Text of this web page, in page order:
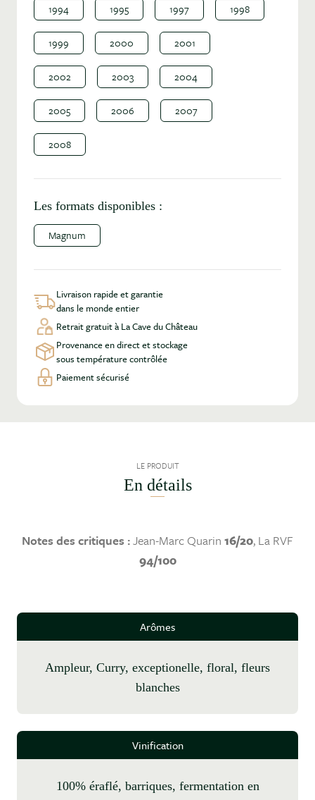
1994 1995 1997 1998
1999 2000 2001
2002 2003 2004
2005 2006 2007
2008
Les formats disponibles :
Magnum
Livraison rapide et garantie
dans le monde entier
Retrait gratuit à La Cave du Château
Provenance en direct et stockage
sous température contrôlée
Paiement sécurisé
LE PRODUIT
En détails
Notes des critiques :Jean-Marc Quarin 16/20, La RVF
94/100
Arômes
ampleur, Curry, exceptionelle, floral, fleurs
blanches
Vinification
100% éraflé, barriques, fermentation en